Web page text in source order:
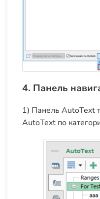
4. Панель
1) Панель AutoText
AutoText по